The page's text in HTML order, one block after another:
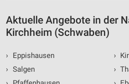
Aktuelle Angebote in der
Kirchheim (Schwaben)
›
Eppishausen
› Salgen
›
›